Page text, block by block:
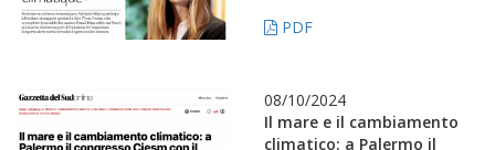
PDF
08/10/2024
Il mare e il cambiamento
climatico: a Palermo il